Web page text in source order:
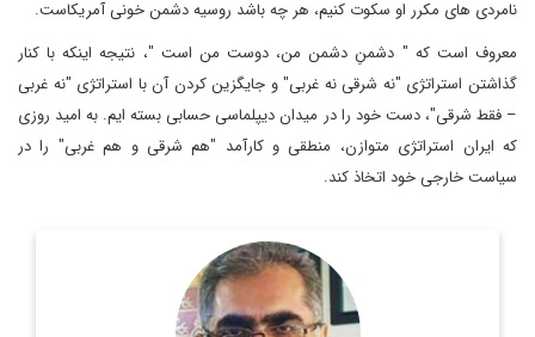
نامردی های مکرر او سکوت کنیم، هر چه باشد روسیه دشمن خونی آمریکاست.
معروف است که " دشمنِ دشمن من، دوست من است "، نتیجه اینکه با کنار
گذاشتن استراتژی "نه شرقی نه غربی" و جایگزین کردن آن با استراتژی "نه غربی
– فقط شرقی"، دست خود را در میدان دیپلماسی حسابی بسته ایم. به امید روزی
که ایران استراتژی متوازن، منطقی و کارآمد "هم شرقی و هم غربی" را در
سیاست خارجی خود اتخاذ کند.
استاد دانشگاه و مدیرکل و رئیس سابق سازمان صنایع و معادن
استان لرستان.